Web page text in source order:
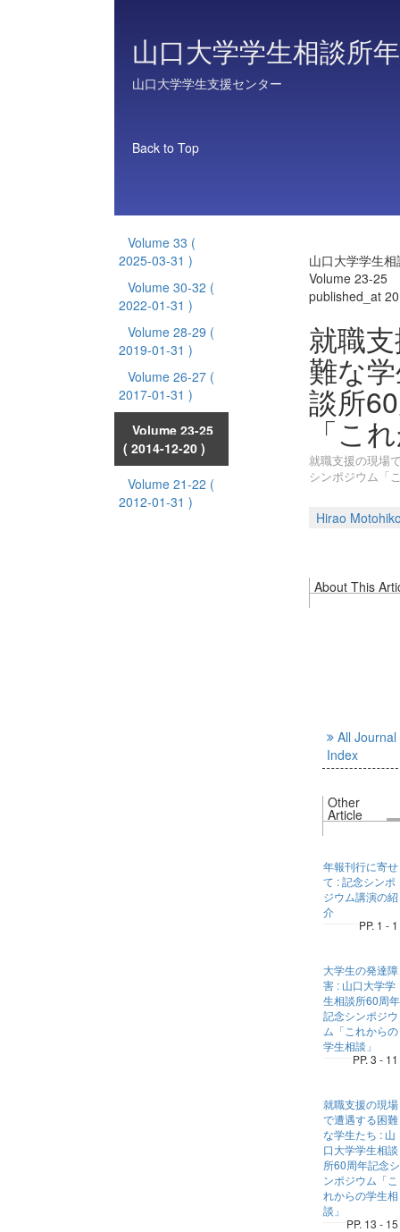
山口大学学生相談所
山口大学学生支援センター
Back to Top
Volume 33 (
2025-03-31 )
Volume 30-32 (
2022-01-31 )
Volume 28-29 (
2019-01-31 )
Volume 26-27 (
2017-01-31 )
Volume 23-25
( 2014-12-20 )
Volume 21-22 (
2012-01-31 )
山口大学学生
Volume 23-25
published_at
就職
難な
談所
「こ
就職支援の現場
シンポジウム「
Hirao
About This
All Journal
Index
Other
Article
年報刊行に寄せ
て : 記念シンポ
ジウム講演の紹
介
PP. 1 - 1
大学生の発達障
害 : 山口大学学
生相談所60周年
記念シンポジウ
ム「これからの
学生相談」
PP. 3 - 11
就職支援の現場
で遭遇する困難
な学生たち : 山
口大学学生相談
所60周年記念シ
ンポジウム「こ
れからの学生相
談」
PP. 13 - 15